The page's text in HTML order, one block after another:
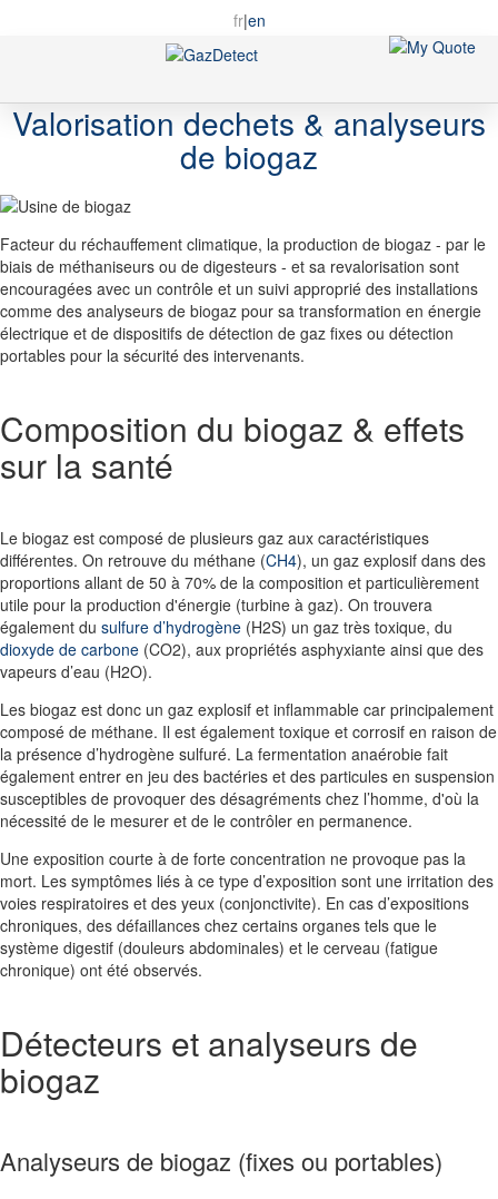
fr|en
Nav
Valorisation dechets & analyseurs
de biogaz
Facteur du réchauffement climatique, la production de biogaz - par le
biais de méthaniseurs ou de digesteurs - et sa revalorisation sont
encouragées avec un contrôle et un suivi approprié des installations
comme des analyseurs de biogaz pour sa transformation en énergie
électrique et de dispositifs de détection de gaz fixes ou détection
portables pour la sécurité des intervenants.
Composition du biogaz & effets
sur la santé
Le biogaz est composé de plusieurs gaz aux caractéristiques
différentes. On retrouve du méthane (CH4), un gaz explosif dans des
proportions allant de 50 à 70% de la composition et particulièrement
utile pour la production d'énergie (turbine à gaz). On trouvera
également du sulfure d’hydrogène (H2S) un gaz très toxique, du
dioxyde de carbone (CO2), aux propriétés asphyxiante ainsi que des
vapeurs d’eau (H2O).
Les biogaz est donc un gaz explosif et inflammable car principalement
composé de méthane. Il est également toxique et corrosif en raison de
la présence d’hydrogène sulfuré. La fermentation anaérobie fait
également entrer en jeu des bactéries et des particules en suspension
susceptibles de provoquer des désagréments chez l’homme, d'où la
nécessité de le mesurer et de le contrôler en permanence.
Une exposition courte à de forte concentration ne provoque pas la
mort. Les symptômes liés à ce type d’exposition sont une irritation des
voies respiratoires et des yeux (conjonctivite). En cas d’expositions
chroniques, des défaillances chez certains organes tels que le
système digestif (douleurs abdominales) et le cerveau (fatigue
chronique) ont été observés.
Détecteurs et analyseurs de
biogaz
Analyseurs de biogaz (fixes ou portables)